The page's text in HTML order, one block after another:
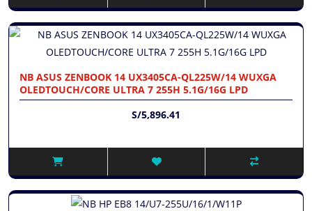
NB ASUS ZENBOOK 14 UX3405CA-QL225W/14 WUXGA
OLEDTOUCH/CORE ULTRA 7 255H 5.1G/16G LPD
S/5,896.41